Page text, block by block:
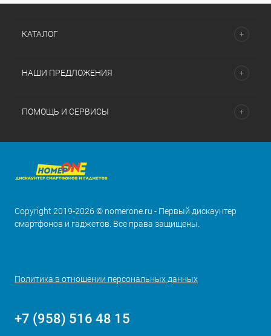
КАТАЛОГ
НАШИ ПРЕДЛОЖЕНИЯ
ПОМОЩЬ И СЕРВИСЫ
Copyright 2019-2026 © nomerone.ru - Первый дискаунтер
смартфонов и гаджетов. Все права защищены.
Политика в отношении персональных данных
+7 (958) 516 48 15